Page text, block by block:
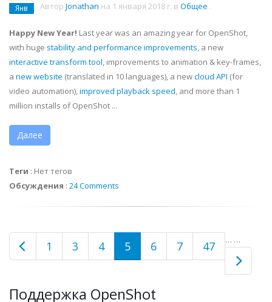
Янв Автор Jonathan на 1 января 2018 г. в Общее .
Happy New Year! Last year was an amazing year for OpenShot,
with huge stability and performance improvements, a new
interactive transform tool, improvements to animation & key-frames,
a new website (translated in 10 languages), a newcloud API (for
video automation),improved playback speed, and more than 1
million installs of OpenShot ...
Далее
Теги : Нет тегов
Обсуждения : 24 Comments
1 …
3 4 5 6 7 …
47
Поддержка OpenShot